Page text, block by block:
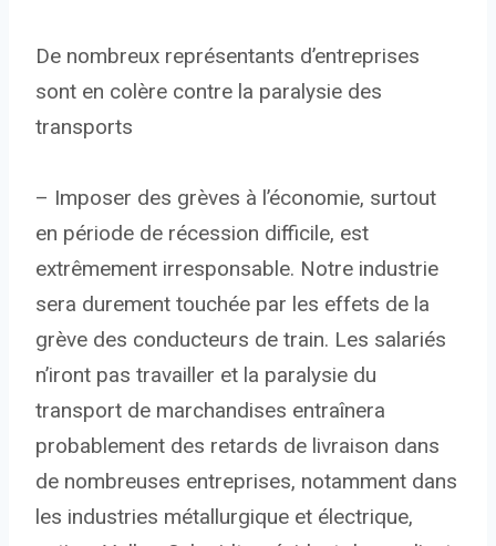
De nombreux représentants d’entreprises
sont en colère contre la paralysie des
transports
– Imposer des grèves à l’économie, surtout
en période de récession difficile, est
extrêmement irresponsable. Notre industrie
sera durement touchée par les effets de la
grève des conducteurs de train. Les salariés
n’iront pas travailler et la paralysie du
transport de marchandises entraînera
probablement des retards de livraison dans
de nombreuses entreprises, notamment dans
les industries métallurgique et électrique,